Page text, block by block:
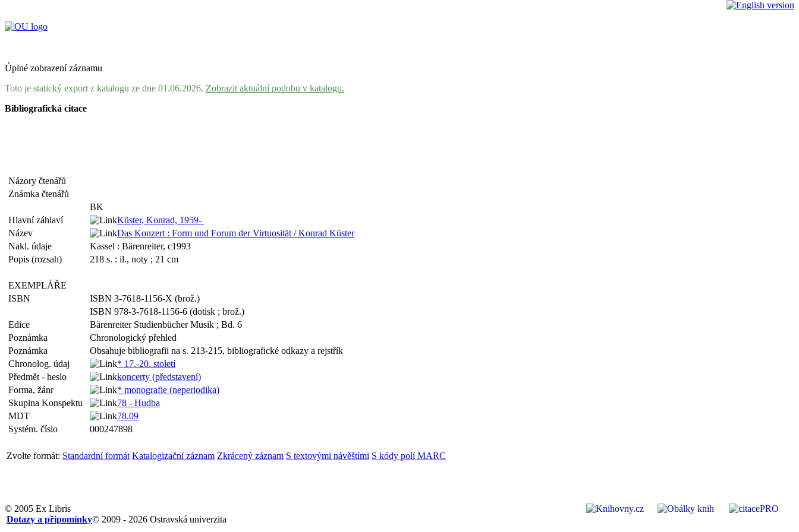
Úplné zobrazení záznamu
Toto je statický export z katalogu ze dne 01.06.2026. Zobrazit aktuální podobu v katalogu.
Bibliografická citace
Názory čtenářů
Známka čtenářů
BK
Hlavní záhlaví
Küster, Konrad, 1959-
Název
Das Konzert : Form und Forum der Virtuosität / Konrad Küster
Nakl. údaje
Kassel : Bärenreiter, c1993
Popis (rozsah)
218 s. : il., noty ; 21 cm
EXEMPLÁŘE
ISBN
ISBN 3-7618-1156-X (brož.)
ISBN 978-3-7618-1156-6 (dotisk ; brož.)
Edice
Bärenreiter Studienbücher Musik ; Bd. 6
Poznámka
Chronologický přehled
Poznámka
Obsahuje bibliografii na s. 213-215, bibliografické odkazy a rejstřík
Chronolog. údaj
* 17.-20. století
Předmět - heslo
koncerty (představení)
Forma, žánr
* monografie (neperiodika)
Skupina Konspektu
78 - Hudba
MDT
78.09
Systém. číslo
000247898
Zvolte formát: Standardní formát Katalogizační záznam Zkrácený záznam S textovými návěštími S kódy polí MARC
© 2005 Ex Libris
© 2009 - 2026 Ostravská univerzita
Dotazy a připomínky